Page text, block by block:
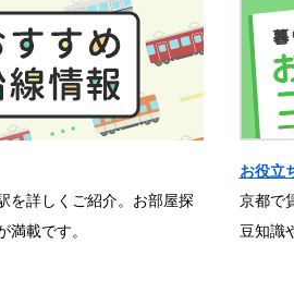
を詳しくご紹介。お部屋探
満載です。
お役立
京都で
豆知識